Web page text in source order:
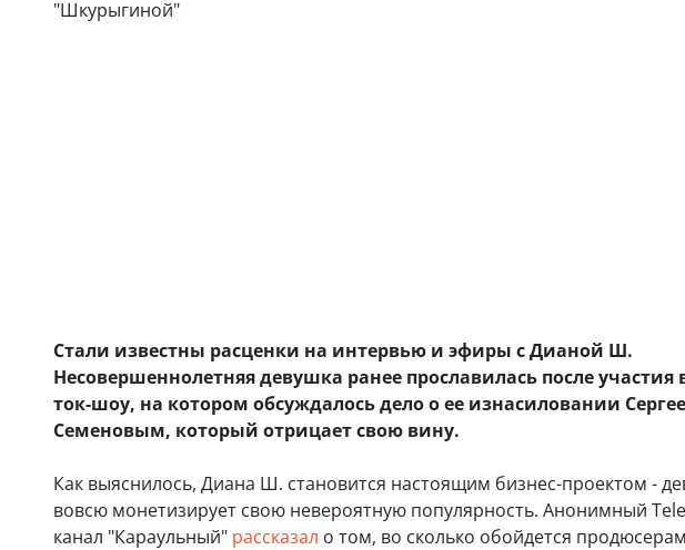
Стали известны расценки на интервью и эфиры с Дианой Ш.
Несовершеннолетняя девушка ранее прославилась после участия
ток-шоу, на котором обсуждалось дело о ее изнасиловании
Семеновым, который отрицает свою вину.
Как выяснилось, Диана Ш. становится настоящим бизнес-проектом -
вовсю монетизирует свою невероятную популярность. Анонимный
канал "Караульный" рассказал о том, во сколько обойдется